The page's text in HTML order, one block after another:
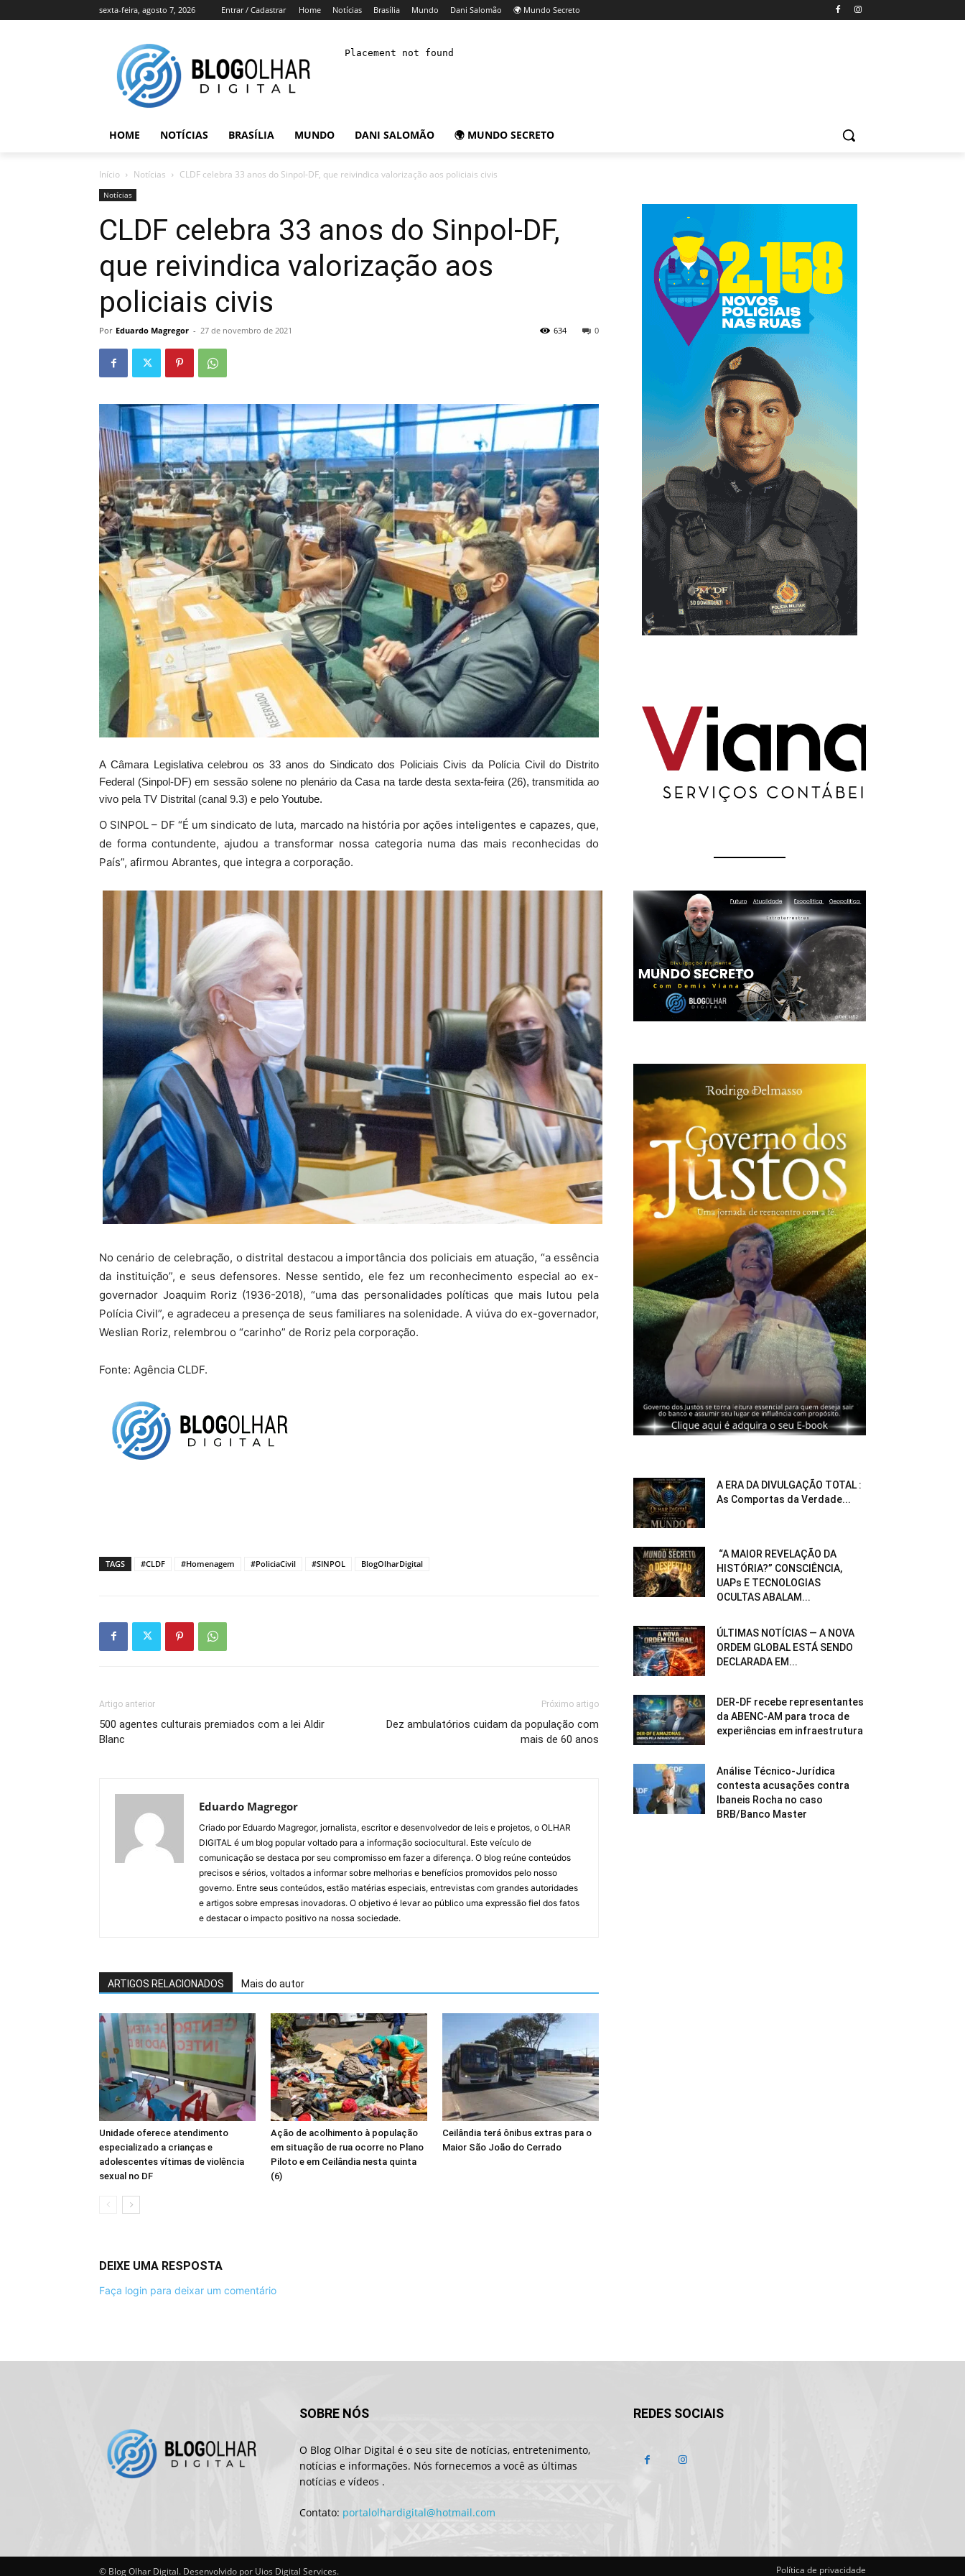
sexta-feira, agosto 7, 2026 Entrar / Cadastrar Home Notícias Brasília Mundo Dani Salomão 🌍 Mundo Secreto
HOME NOTÍCIAS BRASÍLIA MUNDO DANI SALOMÃO 🌍 MUNDO SECRETO
Início Notícias CLDF celebra 33 anos do Sinpol-DF, que reivindica valorização aos policiais civis
Notícias
CLDF celebra 33 anos do Sinpol-DF,
que reivindica valorização aos
policiais civis
Por Eduardo Magregor - 27 de novembro de 2021 0
634
A Câmara Legislativa celebrou os 33 anos do Sindicato dos Policiais Civis da Polícia Civil do Distrito
Federal (Sinpol-DF) em sessão solene no plenário da Casa na tarde desta sexta-feira (26), transmitida ao
vivo pela TV Distrital (canal 9.3) e pelo Youtube.
O SINPOL – DF “É um sindicato de luta, marcado na história por ações inteligentes e capazes, que,
de forma contundente, ajudou a transformar nossa categoria numa das mais reconhecidas do
País”, afirmou Abrantes, que integra a corporação.
No cenário de celebração, o distrital destacou a importância dos policiais em atuação, “a essência
da instituição”, e seus defensores. Nesse sentido, ele fez um reconhecimento especial ao ex-
governador Joaquim Roriz (1936-2018), “uma das personalidades políticas que mais lutou pela
Polícia Civil”, e agradeceu a presença de seus familiares na solenidade. A viúva do ex-governador,
Weslian Roriz, relembrou o “carinho” de Roriz pela corporação.
Fonte: Agência CLDF.
TAGS #CLDF #Homenagem #PoliciaCivil #SINPOL BlogOlharDigital
Artigo anterior
500 agentes culturais premiados com a lei Aldir
Blanc
Próximo artigo
Dez ambulatórios cuidam da população com
mais de 60 anos
Eduardo Magregor
Criado por Eduardo Magregor, jornalista, escritor e desenvolvedor de leis e projetos, o OLHAR
DIGITAL é um blog popular voltado para a informação sociocultural. Este veículo de
comunicação se destaca por seu compromisso em fazer a diferença. O blog reúne conteúdos
precisos e sérios, voltados a informar sobre melhorias e benefícios promovidos pelo nosso
governo. Entre seus conteúdos, estão matérias especiais, entrevistas com grandes autoridades
e artigos sobre empresas inovadoras. O objetivo é levar ao público uma expressão fiel dos fatos
e destacar o impacto positivo na nossa sociedade.
ARTIGOS RELACIONADOS Mais do autor
Unidade oferece atendimento
especializado a crianças e
adolescentes vítimas de violência
sexual no DF
Ação de acolhimento à população
em situação de rua ocorre no Plano
Piloto e em Ceilândia nesta quinta
(6)
Ceilândia terá ônibus extras para o
Maior São João do Cerrado
DEIXE UMA RESPOSTA
Faça login para deixar um comentário
A ERA DA DIVULGAÇÃO TOTAL :
As Comportas da Verdade...
“A MAIOR REVELAÇÃO DA
HISTÓRIA?” CONSCIÊNCIA,
UAPs E TECNOLOGIAS
OCULTAS ABALAM...
ÚLTIMAS NOTÍCIAS — A NOVA
ORDEM GLOBAL ESTÁ SENDO
DECLARADA EM...
DER-DF recebe representantes
da ABENC-AM para troca de
experiências em infraestrutura
Análise Técnico-Jurídica
contesta acusações contra
Ibaneis Rocha no caso
BRB/Banco Master
SOBRE NÓS
O Blog Olhar Digital é o seu site de notícias, entretenimento,
notícias e informações. Nós fornecemos a você as últimas
notícias e vídeos .
Contato: portalolhardigital@hotmail.com
REDES SOCIAIS
© Blog Olhar Digital. Desenvolvido por Uios Digital Services. Política de privacidade